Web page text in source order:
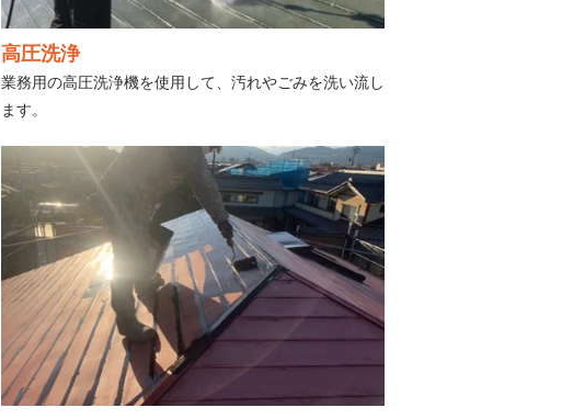
高圧洗浄
業務用の高圧洗浄機を使用して、汚れやごみを洗い流し
ます。